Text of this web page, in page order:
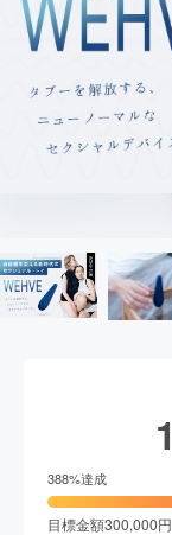
388%達成
目標金額300,000円